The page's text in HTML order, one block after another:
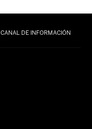
CANAL DE INFORMACIÓN